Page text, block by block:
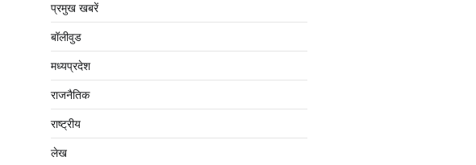
प्रमुख खबरें
बॉलीवुड
मध्यप्रदेश
राजनैतिक
राष्ट्रीय
लेख